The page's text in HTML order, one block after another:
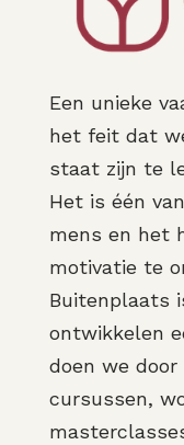
Een unieke
het feit dat
staat zijn te
Het is één
mens en het
motivatie te
Buitenplaats
ontwikkelen
doen we
cursussen,